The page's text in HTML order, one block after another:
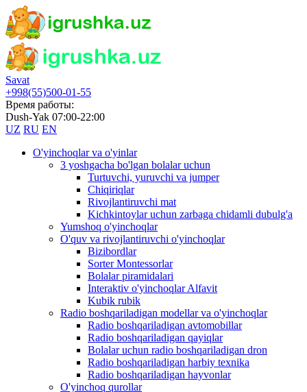
Savat
+998(55)500-01-55
Время работы:
Dush-Yak 07:00-22:00
UZ RU EN
O'yinchoqlar va o'yinlar
3 yoshgacha bo'lgan bolalar uchun
Turtuvchi, yuruvchi va jumper
Chiqiriqlar
Rivojlantiruvchi mat
Kichkintoylar uchun zarbaga chidamli dubulg'a
Yumshoq o'yinchoqlar
O'quv va rivojlantiruvchi o'yinchoqlar
Bizibordlar
Sorter Montessorlar
Bolalar piramidalari
Interaktiv o'yinchoqlar Alfavit
Kubik rubik
Radio boshqariladigan modellar va o'yinchoqlar
Radio boshqariladigan avtomobillar
Radio boshqariladigan qayiqlar
Bolalar uchun radio boshqariladigan dron
Radio boshqariladigan harbiy texnika
Radio boshqariladigan hayvonlar
O'yinchoq qurollar